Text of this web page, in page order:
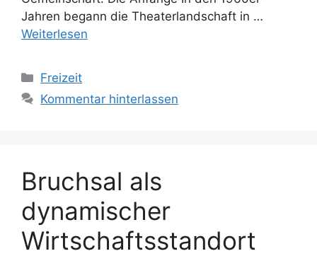
Jahren begann die Theaterlandschaft in …
Weiterlesen
Kategorien
Freizeit
Kommentar hinterlassen
Bruchsal als
dynamischer
Wirtschaftsstandort